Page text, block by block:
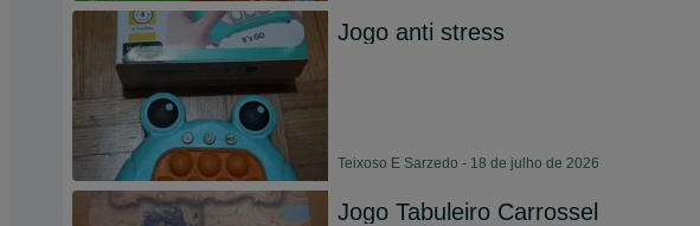
Jogo anti stress
Teixoso E Sarzedo - 18 de julho de 2026
Jogo Tabuleiro Carrossel